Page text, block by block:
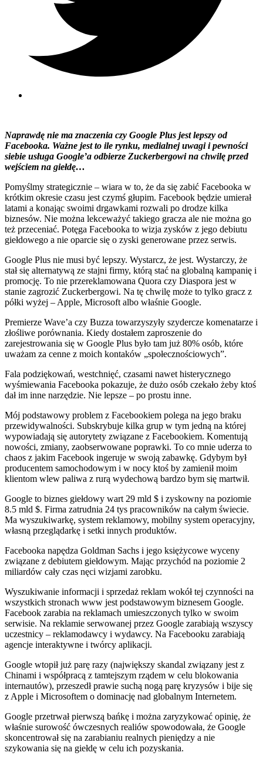
Naprawdę nie ma znaczenia czy Google Plus jest lepszy od
Facebooka. Ważne jest to ile rynku, medialnej uwagi i pewności
siebie usługa Google’a odbierze Zuckerbergowi na chwilę przed
wejściem na giełdę…
Pomyślmy strategicznie – wiara w to, że da się zabić Facebooka w
krótkim okresie czasu jest czymś głupim. Facebook będzie umierał
latami a konając swoimi drgawkami rozwali po drodze kilka
biznesów. Nie można lekceważyć takiego gracza ale nie można go
też przeceniać. Potęga Facebooka to wizja zysków z jego debiutu
giełdowego a nie oparcie się o zyski generowane przez serwis.
Google Plus nie musi być lepszy. Wystarcz, że jest. Wystarczy, że
stał się alternatywą ze stajni firmy, którą stać na globalną kampanię i
promocję. To nie przereklamowana Quora czy Diaspora jest w
stanie zagrozić Zuckerbergowi. Na tę chwilę może to tylko gracz z
półki wyżej – Apple, Microsoft albo właśnie Google.
Premierze Wave’a czy Buzza towarzyszyły szydercze komenatarze i
złośliwe porównania. Kiedy dostałem zaproszenie do
zarejestrowania się w Google Plus było tam już 80% osób, które
uważam za cenne z moich kontaków „społecznościowych”.
Fala podziękowań, westchnięć, czasami nawet histerycznego
wyśmiewania Facebooka pokazuje, że dużo osób czekało żeby ktoś
dał im inne narzędzie. Nie lepsze – po prostu inne.
Mój podstawowy problem z Facebookiem polega na jego braku
przewidywalności. Subskrybuje kilka grup w tym jedną na której
wypowiadają się autorytety związane z Facebookiem. Komentują
nowości, zmiany, zaobserwowane poprawki. To co mnie uderza to
chaos z jakim Facebook ingeruje w swoją zabawkę. Gdybym był
producentem samochodowym i w nocy ktoś by zamienił moim
klientom wlew paliwa z rurą wydechową bardzo bym się martwił.
Google to biznes giełdowy wart 29 mld $ i zyskowny na poziomie
8.5 mld $. Firma zatrudnia 24 tys pracowników na całym świecie.
Ma wyszukiwarkę, system reklamowy, mobilny system operacyjny,
własną przeglądarkę i setki innych produktów.
Facebooka napędza Goldman Sachs i jego księżycowe wyceny
związane z debiutem giełdowym. Mając przychód na poziomie 2
miliardów cały czas nęci wizjami zarobku.
Wyszukiwanie informacji i sprzedaż reklam wokół tej czynności na
wszystkich stronach www jest podstawowym biznesem Google.
Facebook zarabia na reklamach umieszczonych tylko w swoim
serwisie. Na reklamie serwowanej przez Google zarabiają wszyscy
uczestnicy – reklamodawcy i wydawcy. Na Facebooku zarabiają
agencje interaktywne i twórcy aplikacji.
Google wtopił już parę razy (największy skandal związany jest z
Chinami i współpracą z tamtejszym rządem w celu blokowania
internautów), przeszedł prawie suchą nogą parę kryzysów i bije się
z Apple i Microsoftem o dominację nad globalnym Internetem.
Google przetrwał pierwszą bańkę i można zaryzykować opinię, że
właśnie surowość ówczesnych realiów spowodowała, że Google
skoncentrował się na zarabianiu realnych pieniędzy a nie
szykowania się na giełdę w celu ich pozyskania.